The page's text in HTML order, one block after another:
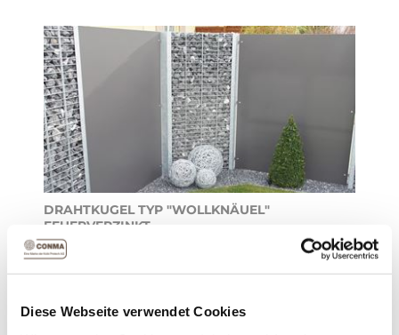
Diese Webseite verwendet Cookies
DRAHTKUGEL TYP "WOLLKNÄUEL"
FEUERVERZINKT
Unsere handgefertigten Drahtkugeln sind ein